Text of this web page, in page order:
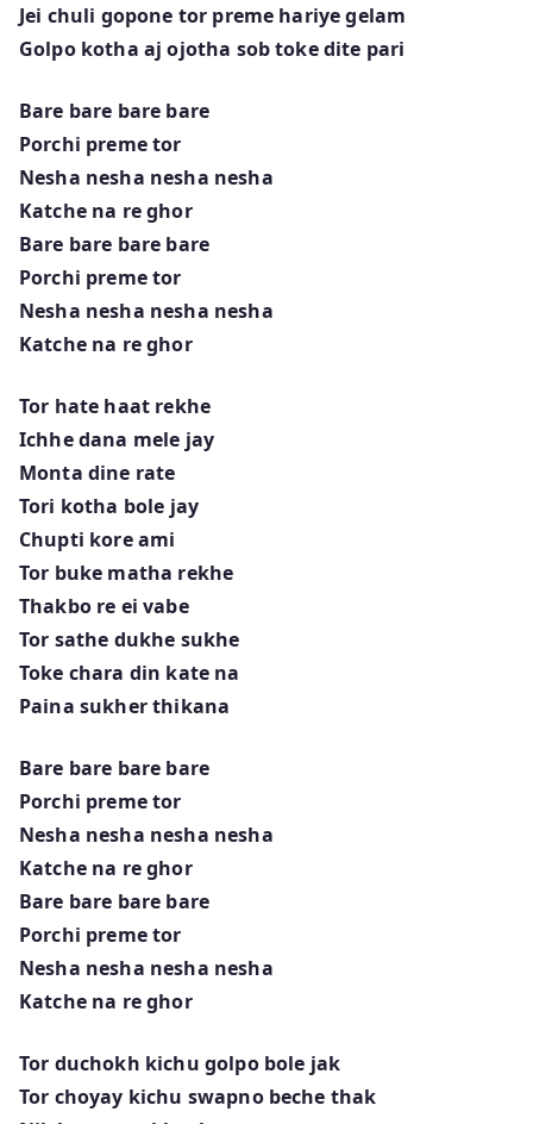
Jei chuli gopone tor preme hariye gelam
Golpo kotha aj ojotha sob toke dite pari
Bare bare bare bare
Porchi preme tor
Nesha nesha nesha nesha
Katche na re ghor
Bare bare bare bare
Porchi preme tor
Nesha nesha nesha nesha
Katche na re ghor
Tor hate haat rekhe
Ichhe dana mele jay
Monta dine rate
Tori kotha bole jay
Chupti kore ami
Tor buke matha rekhe
Thakbo re ei vabe
Tor sathe dukhe sukhe
Toke chara din kate na
Paina sukher thikana
Bare bare bare bare
Porchi preme tor
Nesha nesha nesha nesha
Katche na re ghor
Bare bare bare bare
Porchi preme tor
Nesha nesha nesha nesha
Katche na re ghor
Tor duchokh kichu golpo bole jak
Tor choyay kichu swapno beche thak